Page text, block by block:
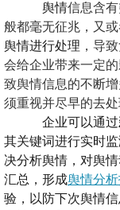
舆情信息含
般都毫无征兆，又
舆情进行处理 ，导
会给企业带来一定
致舆情信息的不断
须重视并尽早的去处
企业可以通过
其关键词进行实时
决分析舆情，对舆
汇总，形成舆情分
验，以防下次舆情